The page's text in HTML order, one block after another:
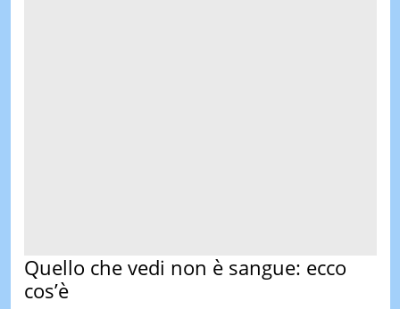
Quello che vedi non è sangue: ecco
cos’è